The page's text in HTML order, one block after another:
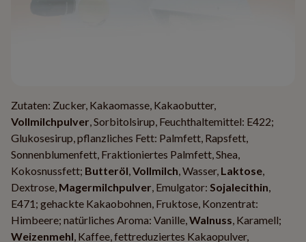
Zutaten: Zucker, Kakaomasse, Kakaobutter,
Vollmilchpulver, Sorbitolsirup, Feuchthaltemittel: E422;
Glukosesirup, pflanzliches Fett: Palmfett, Rapsfett,
Sonnenblumenfett, Fraktioniertes Palmfett, Shea,
Kokosnussfett; Butteröl,Vollmilch, Wasser, Laktose,
Dextrose, Magermilchpulver, Emulgator: Sojalecithin,
E471; gehackte Kakaobohnen, Fruktose, Konzentrat:
Himbeere; natürliches Aroma: Vanille,Walnuss, Karamell;
Weizenmehl, Kaffee, fettreduziertes Kakaopulver,